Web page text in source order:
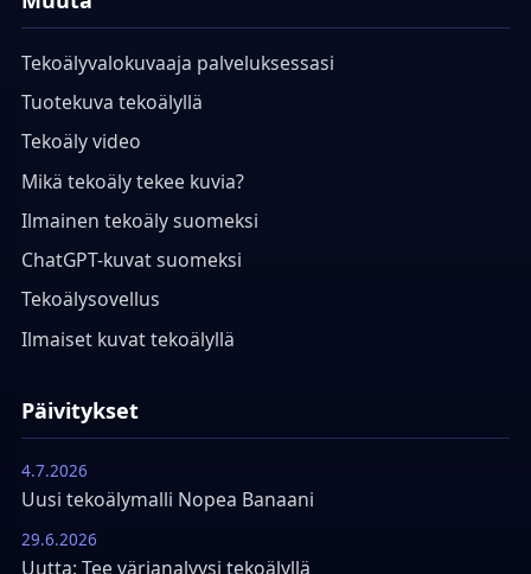
Tekoälyvalokuvaaja palveluksessasi
Tuotekuva tekoälyllä
Tekoäly video
Mikä tekoäly tekee kuvia?
Ilmainen tekoäly suomeksi
ChatGPT-kuvat suomeksi
Tekoälysovellus
Ilmaiset kuvat tekoälyllä
Päivitykset
4.7.2026
Uusi tekoälymalli Nopea Banaani
29.6.2026
Uutta: Tee värianalyysi tekoälyllä